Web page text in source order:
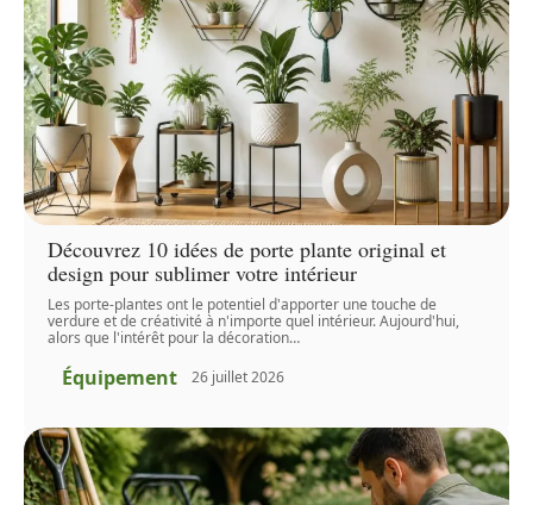
Découvrez 10 idées de porte plante original et
design pour sublimer votre intérieur
Les porte-plantes ont le potentiel d'apporter une touche de
verdure et de créativité à n'importe quel intérieur. Aujourd'hui,
alors que l'intérêt pour la décoration…
Équipement 26 juillet 2026